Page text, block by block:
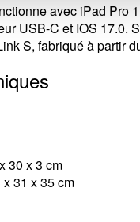
avec iPad
USB-C et IOS 17.0.
S, fabriqué à partir
30 x 3 cm
31 x 35 cm